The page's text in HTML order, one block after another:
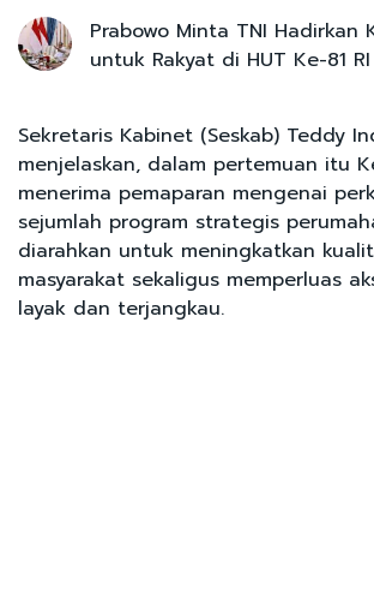
Prabowo Minta TNI Hadirkan
untuk Rakyat di HUT Ke-81 RI
Sekretaris Kabinet (Seskab) Teddy
menjelaskan, dalam pertemuan itu
menerima pemaparan mengenai
sejumlah program strategis
diarahkan untuk meningkatkan
masyarakat sekaligus memperluas
layak dan terjangkau.